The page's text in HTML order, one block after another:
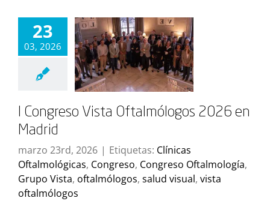
23
03, 2026
I Congreso Vista Oftalmólogos 2026 en
Madrid
marzo 23rd, 2026 | Etiquetas: Clínicas
Oftalmológicas, Congreso, Congreso Oftalmología,
Grupo Vista, oftalmólogos, salud visual, vista
oftalmólogos